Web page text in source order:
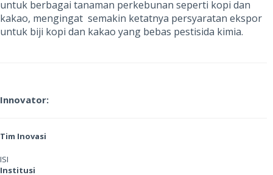
untuk berbagai tanaman perkebunan seperti kopi dan
kakao, mengingat semakin ketatnya persyaratan ekspor
untuk biji kopi dan kakao yang bebas pestisida kimia.
Innovator:
Tim Inovasi
ISI
Institusi